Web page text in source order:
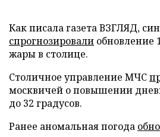
Как писала газета ВЗГЛЯД,
спрогнозировали обновление
жары в столице.
Столичное управление МЧС
москвичей о повышении
до 32 градусов.
Ранее аномальная погода